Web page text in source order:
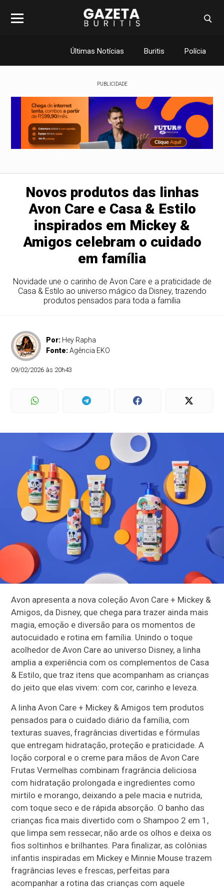
Últimas Notícias Buritis Polícia
PUBLICIDADE
Novos produtos das linhas
Avon Care e Casa & Estilo
inspirados em Mickey &
Amigos celebram o cuidado
em família
Novidade une o carinho de Avon Care e a praticidade de
Casa & Estilo ao universo mágico da Disney, trazendo
produtos pensados para toda a família
Por: Hey Rapha
Fonte:Agência EKO
09/02/2026 às 20h43
Avon apresenta a nova coleção Avon Care + Mickey &
Amigos, da Disney, que chega para trazer ainda mais
magia, emoção e diversão para os momentos de
autocuidado e rotina em família. Unindo o toque
acolhedor de Avon Care ao universo Disney, a linha
amplia a experiência com os complementos de Casa
& Estilo, que traz itens que acompanham as crianças
do jeito que elas vivem: com cor, carinho e leveza.
A linha Avon Care + Mickey & Amigos tem produtos
pensados para o cuidado diário da família, com
texturas suaves, fragrâncias divertidas e fórmulas
que entregam hidratação, proteção e praticidade. A
loção corporal e o creme para mãos de Avon Care
Frutas Vermelhas combinam fragrância deliciosa
com hidratação prolongada e ingredientes como
mirtilo e morango, deixando a pele macia e nutrida,
com toque seco e de rápida absorção. O banho das
crianças fica mais divertido com o Shampoo 2 em 1,
que limpa sem ressecar, não arde os olhos e deixa os
fios soltinhos e brilhantes. Para finalizar, as colônias
infantis inspiradas em Mickey e Minnie Mouse trazem
fragrâncias leves e frescas, perfeitas para
acompanhar a rotina das crianças com aquele